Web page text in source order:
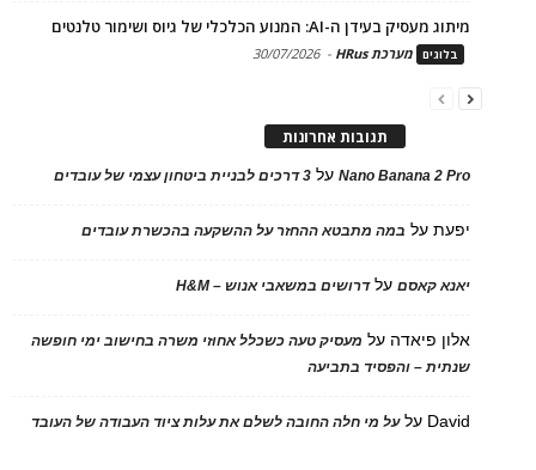
מיתוג מעסיק בעידן ה-AI: המנוע הכלכלי של גיוס ושימור טלנטים
בלוגים מערכת HRus -
30/07/2026
תגובות אחרונות
Nano Banana 2 Proעל 3 דרכים לבניית ביטחון עצמי של עובדים
יפעתעל במה מתבטא ההחזר על ההשקעה בהכשרת עובדים
יאנא קאסםעלדרושים במשאבי אנוש – H&M
אלון פיאדה על מעסיק טעה כשכלל אחוזי משרה בחישוב ימי חופשה
שנתית – והפסיד בתביעה
David עלעל מי חלה החובה לשלם את עלות ציוד העבודה של העובד